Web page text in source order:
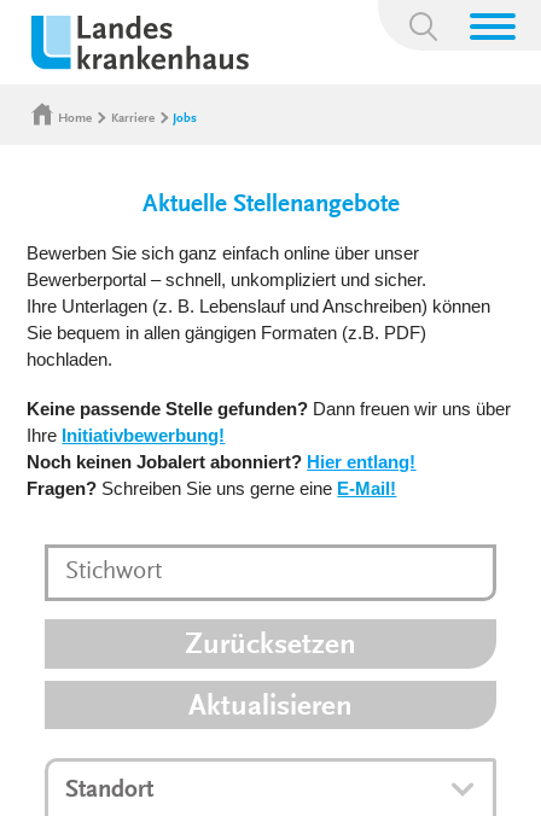
Suchbegriff:
Home Karriere Jobs
Aktuelle Stellenangebote
Bewerben Sie sich ganz einfach online über unser
Bewerberportal – schnell, unkompliziert und sicher.
Ihre Unterlagen (z. B. Lebenslauf und Anschreiben) können
Sie bequem in allen gängigen Formaten (z.B. PDF)
hochladen.
Keine passende Stelle gefunden? Dann freuen wir uns über
Ihre Initiativbewerbung!
Noch keinen Jobalert abonniert? Hier entlang!
Fragen? Schreiben Sie uns gerne eine E-Mail!
Zurücksetzen
Aktualisieren
Standort